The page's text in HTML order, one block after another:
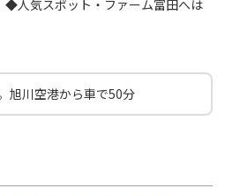
人気スポット・ファーム富田へは
旭川空港から車で50分